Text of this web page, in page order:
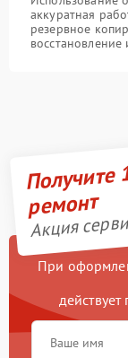
аккуратная
резервное
ремонт
Акция
При